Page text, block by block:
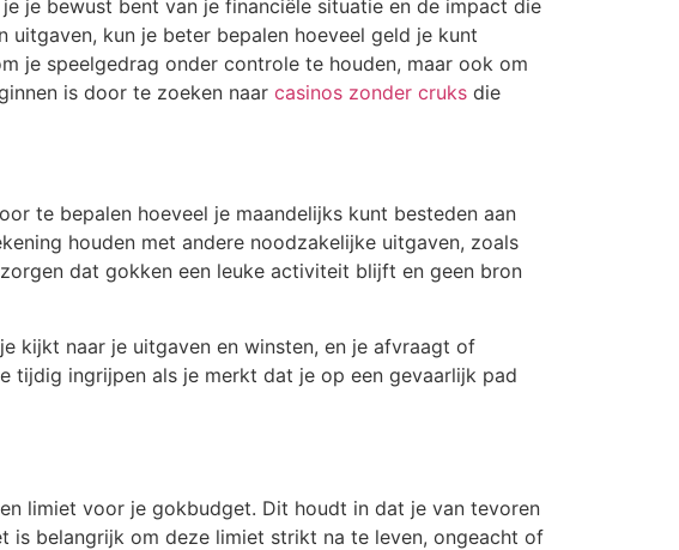
je bewust bent van je financiële situatie en de impact die
kun je beter bepalen hoeveel geld je kunt
je speelgedrag onder controle te houden, maar ook om
is door te zoeken naar casinos zonder cruks die
te bepalen hoeveel je maandelijks kunt besteden aan
houden met andere noodzakelijke uitgaven, zoals
dat gokken een leuke activiteit blijft en geen bron
kijkt naar je uitgaven en winsten, en je afvraagt of
tijdig ingrijpen als je merkt dat je op een gevaarlijk pad
limiet voor je gokbudget. Dit houdt in dat je van tevoren
is belangrijk om deze limiet strikt na te leven, ongeacht of